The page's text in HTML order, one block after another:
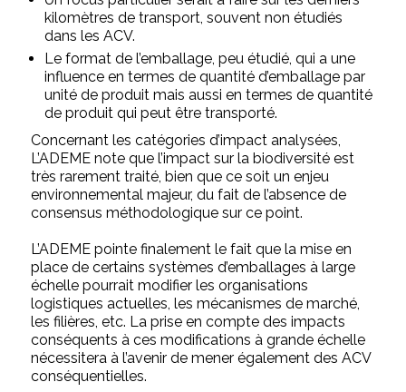
kilomètres de transport, souvent non étudiés
dans les ACV.
Le format de l’emballage, peu étudié, qui a une
influence en termes de quantité d’emballage par
unité de produit mais aussi en termes de quantité
de produit qui peut être transporté.
Concernant les catégories d’impact analysées,
L’ADEME note que l’impact sur la biodiversité est
très rarement traité, bien que ce soit un enjeu
environnemental majeur, du fait de l’absence de
consensus méthodologique sur ce point.
L’ADEME pointe finalement le fait que la mise en
place de certains systèmes d’emballages à large
échelle pourrait modifier les organisations
logistiques actuelles, les mécanismes de marché,
les filières, etc. La prise en compte des impacts
conséquents à ces modifications à grande échelle
nécessitera à l’avenir de mener également des ACV
conséquentielles.